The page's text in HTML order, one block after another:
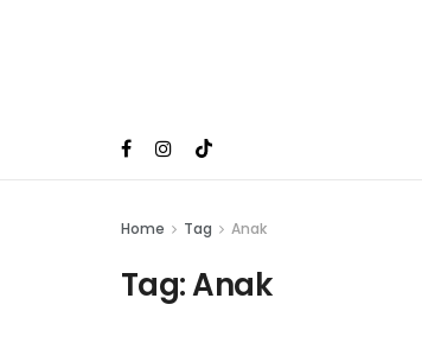
Home Tag Anak
Tag:Anak